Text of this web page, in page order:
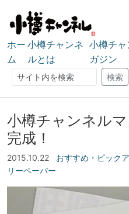
ホー
ム
小樽チャンネ
ルとは
小樽チ
ガジン
検索
検索
小樽チャンネル
完成！
2015.10.22 おすすめ・ピック
リーペーパー